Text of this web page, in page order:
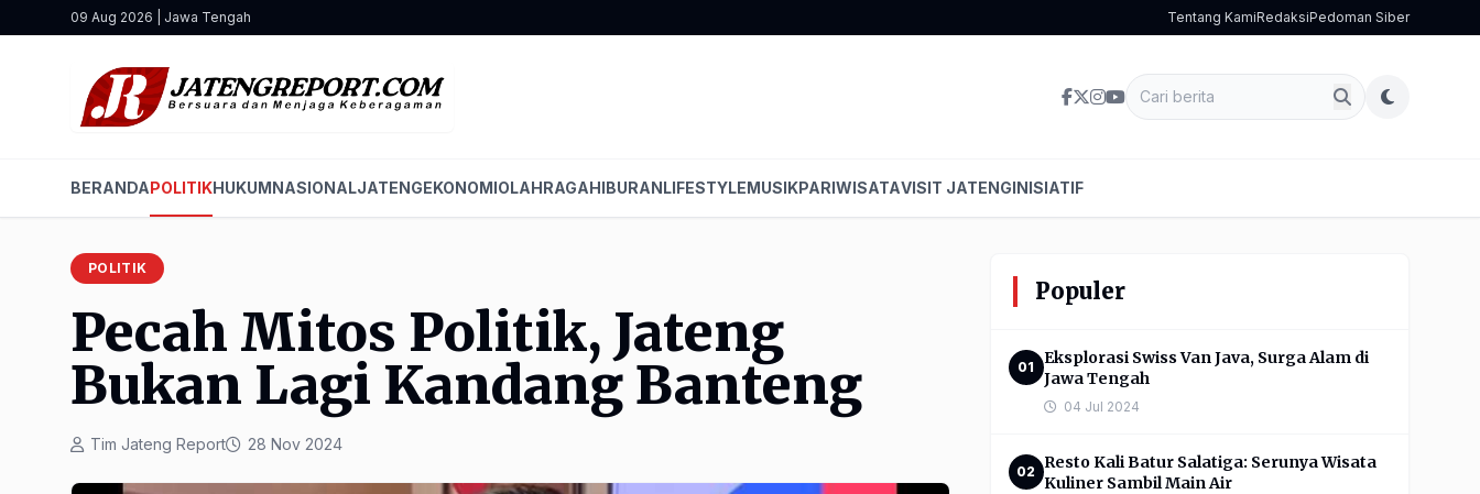
09 Aug 2026 | Jawa Tengah Tentang KamiRedaksiPedoman Siber
BERANDAPOLITIKHUKUMNASIONALJATENGEKONOMIOLAHRAGAHIBURANLIFESTYLEMUSIKPARIWISATAVISIT JATENGINISIATIF
POLITIK
Pecah Mitos Politik, Jateng
Bukan Lagi Kandang Banteng
Tim Jateng Report 28 Nov 2024
Populer
01
Eksplorasi Swiss Van Java, Surga Alam di
Jawa Tengah
04 Jul 2024
02 Resto Kali Batur Salatiga: Serunya Wisata
Kuliner Sambil Main Air